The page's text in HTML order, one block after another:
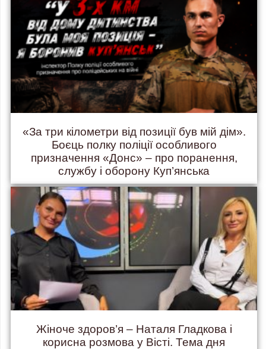
«За три кілометри від позиції був мій дім».
Боєць полку поліції особливого
призначення «Донс» – про поранення,
службу і оборону Куп’янська
Жіноче здоров’я – Наталя Гладкова і
корисна розмова у Вісті. Тема дня